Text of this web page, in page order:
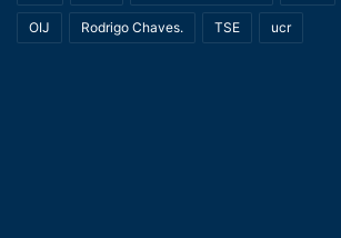
OIJ Rodrigo Chaves. TSE ucr